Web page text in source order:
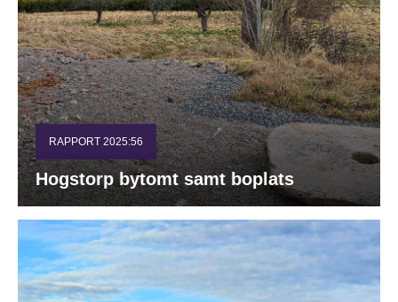
RAPPORT 2025:56
Hogstorp bytomt samt boplats